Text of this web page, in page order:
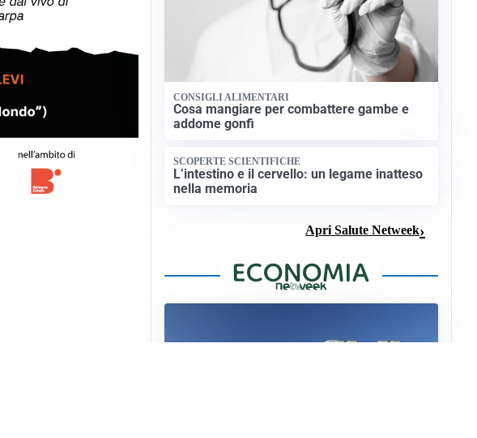
CONSIGLI ALIMENTARI
Cosa mangiare per combattere gambe e
addome gonfi
SCOPERTE SCIENTIFICHE
L’intestino e il cervello: un legame inatteso
nella memoria
Apri Salute Netweek